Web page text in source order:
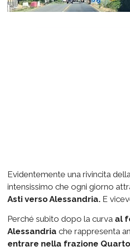
Evidentemente una rivincita
intensissimo che ogni giorno
Asti verso Alessandria. E
Perché subito dopo la curva al
Alessandria che rappresenta
entrare nella frazione